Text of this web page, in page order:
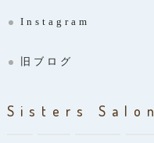
Instagram
旧ブログ
Sisters Salon